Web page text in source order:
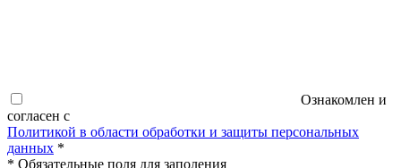
Ознакомлен и
согласен с
Политикой в области обработки и защиты персональных
данных *
* Обязательные поля для заполения